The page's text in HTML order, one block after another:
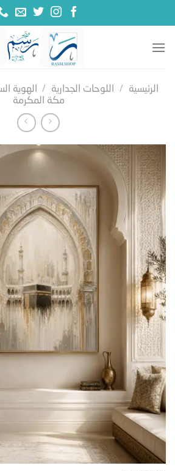
الرئيسية / اللوحات الجدارية / الهوية
مكة المكرمة